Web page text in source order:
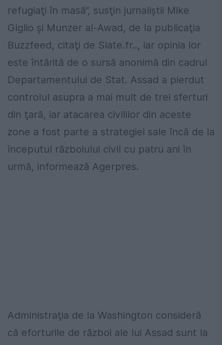
refugiaţi în masă”, susţin jurnaliştii Mike
Giglio şi Munzer al-Awad, de la publicaţia
Buzzfeed, citaţi de Slate.fr.., iar opinia lor
este întărită de o sursă anonimă din cadrul
Departamentului de Stat. Assad a pierdut
controlul asupra a mai mult de trei sferturi
din ţară, iar atacarea civililor din aceste
zone a fost parte a strategiei sale încă de la
începutul războiului civil cu patru ani în
urmă, informează Agerpres.
Administraţia de la Washington consideră
că eforturile de război ale lui Assad sunt la